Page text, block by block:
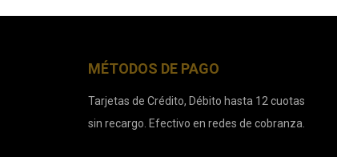
MÉTODOS DE PAGO
Tarjetas de Crédito, Débito hasta 12 cuotas
sin recargo. Efectivo en redes de cobranza.